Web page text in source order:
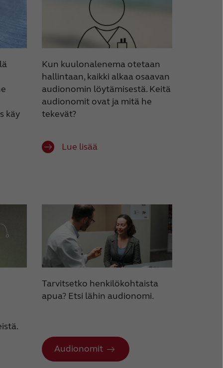
käy
Kun kuulonalenema otetaan
hallintaan, kaikki alkaa osaavan
audionomin löytämisestä. Keitä
audionomit ovat ja mitä he
tekevät?
Lue lisää
Tarvitsetko henkilökohtaista
apua? Etsi lähin audionomi.
Audionomit